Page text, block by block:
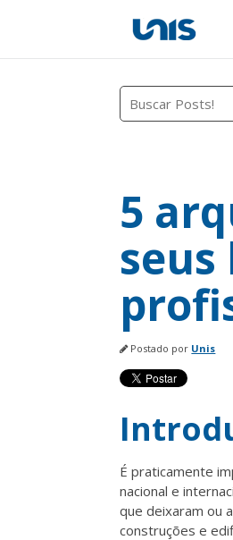
Este é um
5
seus
Postado por Unis
É praticamente
nacional e
que deixaram ou
construções e